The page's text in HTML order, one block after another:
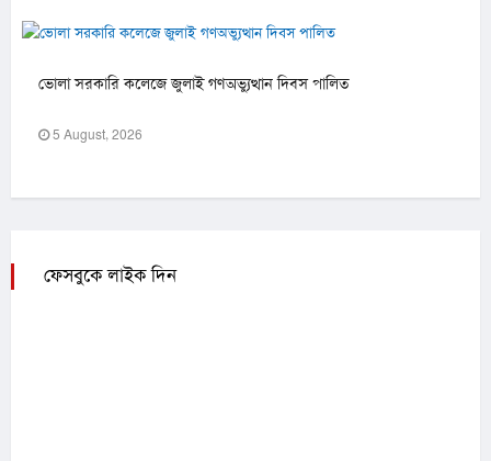
ভোলা সরকারি কলেজে জুলাই গণঅভ্যুত্থান দিবস পালিত
5 August, 2026
ফেসবুকে লাইক দিন